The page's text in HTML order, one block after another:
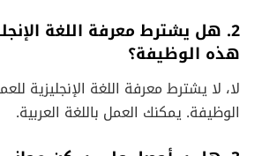
2. هل يشترط معرفة اللغة
هذه الوظيفة؟
لا، لا يشترط معرفة اللغة الإنجليزية
الوظيفة. يمكنك العمل باللغة العربية.